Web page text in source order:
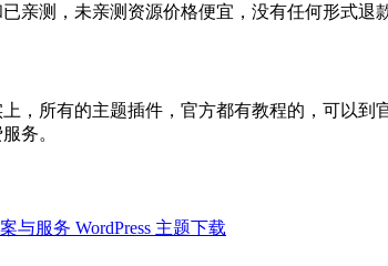
亲测，未亲测资源价格便宜，没有任何形式
，所有的主题插件，官方都有教程的，可以到
务。